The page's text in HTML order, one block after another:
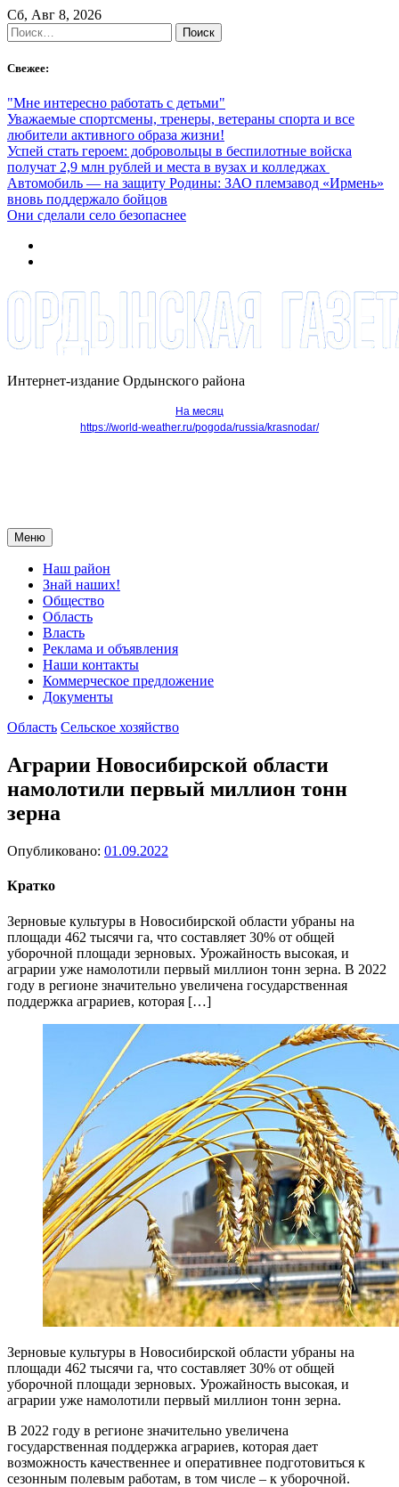
Skip
to
content
Сб, Авг 8, 2026
Найти:
Свежее:
"Мне интересно работать с детьми"
Уважаемые спортсмены, тренеры, ветераны спорта и все
любители активного образа жизни!
Успей стать героем: добровольцы в беспилотные войска
получат 2,9 млн рублей и места в вузах и колледжах
Автомобиль — на защиту Родины: ЗАО племзавод «Ирмень»
вновь поддержало бойцов
Они сделали село безопаснее
Интернет-издание Ордынского района
На месяц
https://world-weather.ru/pogoda/russia/krasnodar/
Меню
Наш район
Знай наших!
Общество
Область
Власть
Реклама и объявления
Наши контакты
Коммерческое предложение
Документы
Область Сельское хозяйство
Аграрии Новосибирской области
намолотили первый миллион тонн
зерна
Опубликовано: 01.09.2022
Кратко
Зерновые культуры в Новосибирской области убраны на
площади 462 тысячи га, что составляет 30% от общей
уборочной площади зерновых. Урожайность высокая, и
аграрии уже намолотили первый миллион тонн зерна. В 2022
году в регионе значительно увеличена государственная
поддержка аграриев, которая […]
Зерновые культуры в Новосибирской области убраны на
площади 462 тысячи га, что составляет 30% от общей
уборочной площади зерновых. Урожайность высокая, и
аграрии уже намолотили первый миллион тонн зерна.
В 2022 году в регионе значительно увеличена
государственная поддержка аграриев, которая дает
возможность качественнее и оперативнее подготовиться к
сезонным полевым работам, в том числе – к уборочной.